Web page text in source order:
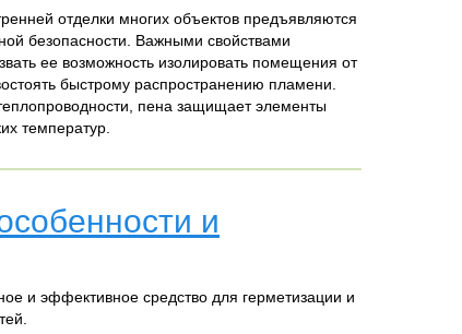
отделки многих объектов предъявляются
безопасности. Важными свойствами
ее возможность изолировать помещения от
быстрому распространению пламени.
пена защищает элементы
температур.
и
и эффективное средство для герметизации и